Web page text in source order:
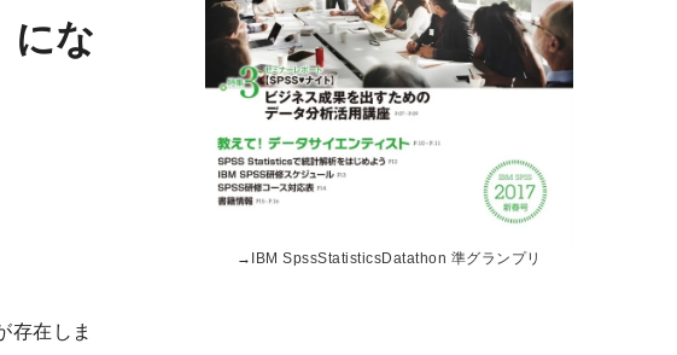
にな
存在しま
→ IBM SpssStatisticsDatathon 準グランプリ